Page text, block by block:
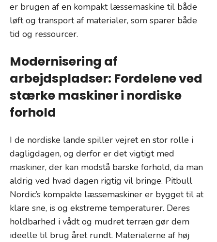
er brugen af en kompakt læssemaskine til både
løft og transport af materialer, som sparer både
tid og ressourcer.
Modernisering af
arbejdspladser: Fordelene ved
stærke maskiner i nordiske
forhold
I de nordiske lande spiller vejret en stor rolle i
dagligdagen, og derfor er det vigtigt med
maskiner, der kan modstå barske forhold, da man
aldrig ved hvad dagen rigtig vil bringe. Pitbull
Nordic’s kompakte læssemaskiner er bygget til at
klare sne, is og ekstreme temperaturer. Deres
holdbarhed i vådt og mudret terræn gør dem
ideelle til brug året rundt. Materialerne af høj